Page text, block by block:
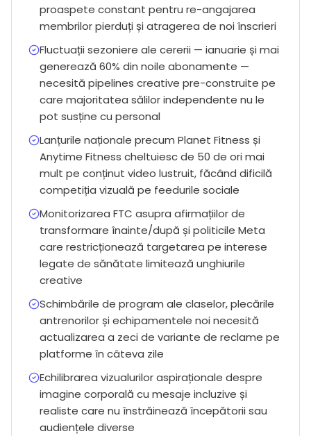
proaspete constant pentru re-angajarea
membrilor pierduți și atragerea de noi înscrieri
Fluctuații sezoniere ale cererii — ianuarie și mai
generează 60% din noile abonamente —
necesită pipelines creative pre-construite pe
care majoritatea sălilor independente nu le
pot susține cu personal
Lanțurile naționale precum Planet Fitness și
Anytime Fitness cheltuiesc de 50 de ori mai
mult pe conținut video lustruit, făcând dificilă
competiția vizuală pe feedurile sociale
Monitorizarea FTC asupra afirmațiilor de
transformare înainte/după și politicile Meta
care restricționează targetarea pe interese
legate de sănătate limitează unghiurile
creative
Schimbările de program ale claselor, plecările
antrenorilor și echipamentele noi necesită
actualizarea a zeci de variante de reclame pe
platforme în câteva zile
Echilibrarea vizualurilor aspiraționale despre
imagine corporală cu mesaje incluzive și
realiste care nu înstrăinează începătorii sau
audiențele diverse